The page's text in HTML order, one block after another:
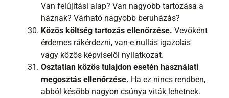
Van felújítási alap? Van nagyobb tartozása a
háznak? Várható nagyobb beruházás?
Közös költség tartozás ellenőrzése. Vevőként
érdemes rákérdezni, van-e nullás igazolás
vagy közös képviselői nyilatkozat.
Osztatlan közös tulajdon esetén használati
megosztás ellenőrzése. Ha ez nincs rendben,
abból később nagyon csúnya viták lehetnek.